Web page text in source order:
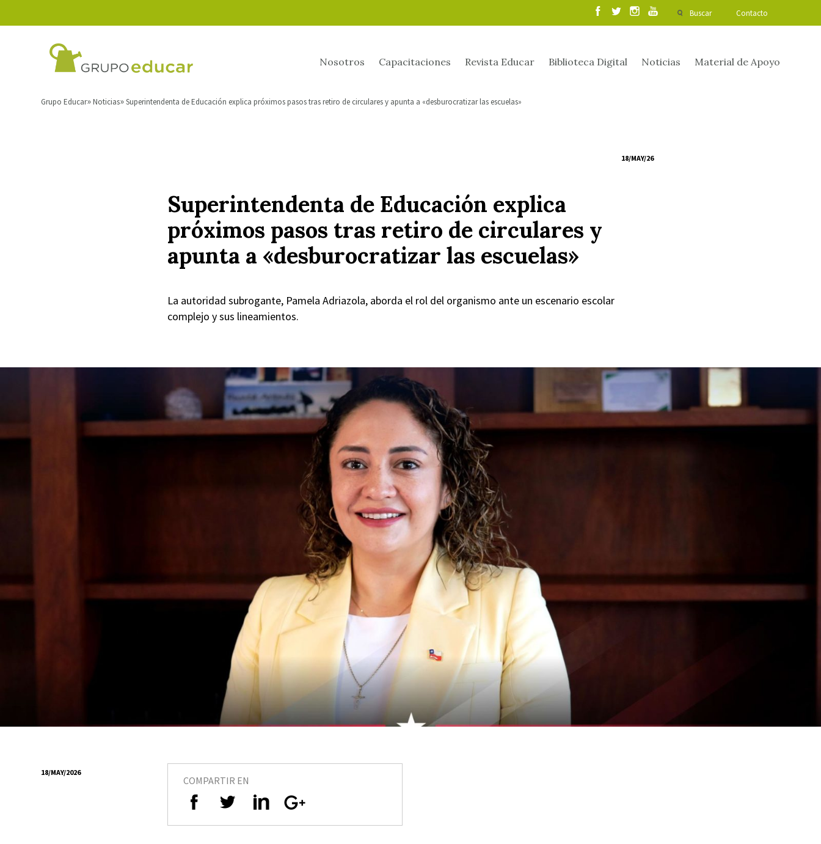
Buscar Contacto
Nosotros Capacitaciones Revista Educar Biblioteca Digital Noticias Material de Apoyo
Grupo Educar Noticias Superintendenta de Educación explica próximos pasos tras retiro de circulares y apunta a «desburocratizar las escuelas»
18/MAY/26
Superintendenta de Educación explica
próximos pasos tras retiro de circulares y
apunta a «desburocratizar las escuelas»
La autoridad subrogante, Pamela Adriazola, aborda el rol del organismo ante un escenario escolar
complejo y sus lineamientos.
18/MAY/2026
COMPARTIR EN